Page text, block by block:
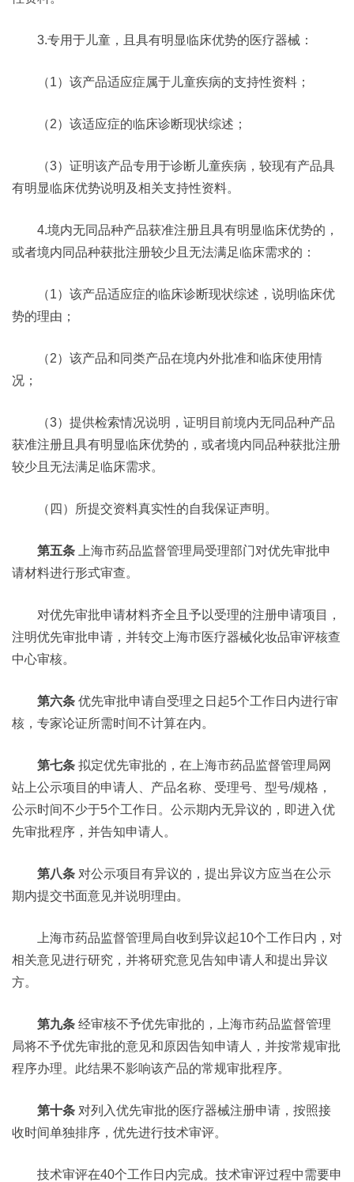
3.专用于儿童，且具有明显临床优势的医疗器械：
（1）该产品适应症属于儿童疾病的支持性资料；
（2）该适应症的临床诊断现状综述；
（3）证明该产品专用于诊断儿童疾病，较现有产品具
有明显临床优势说明及相关支持性资料。
4.境内无同品种产品获准注册且具有明显临床优势的，
或者境内同品种获批注册较少且无法满足临床需求的：
（1）该产品适应症的临床诊断现状综述，说明临床优
势的理由；
（2）该产品和同类产品在境内外批准和临床使用情
况；
（3）提供检索情况说明，证明目前境内无同品种产品
获准注册且具有明显临床优势的，或者境内同品种获批注册
较少且无法满足临床需求。
（四）所提交资料真实性的自我保证声明。
第五条 上海市药品监督管理局受理部门对优先审批申
请材料进行形式审查。
对优先审批申请材料齐全且予以受理的注册申请项目，
注明优先审批申请，并转交上海市医疗器械化妆品审评核查
中心审核。
第六条 优先审批申请自受理之日起5个工作日内进行审
核，专家论证所需时间不计算在内。
第七条 拟定优先审批的，在上海市药品监督管理局网
站上公示项目的申请人、产品名称、受理号、型号/规格，
公示时间不少于5个工作日。公示期内无异议的，即进入优
先审批程序，并告知申请人。
第八条 对公示项目有异议的，提出异议方应当在公示
期内提交书面意见并说明理由。
上海市药品监督管理局自收到异议起10个工作日内，对
相关意见进行研究，并将研究意见告知申请人和提出异议
方。
第九条 经审核不予优先审批的，上海市药品监督管理
局将不予优先审批的意见和原因告知申请人，并按常规审批
程序办理。此结果不影响该产品的常规审批程序。
第十条 对列入优先审批的医疗器械注册申请，按照接
收时间单独排序，优先进行技术审评。
技术审评在40个工作日内完成。技术审评过程中需要申